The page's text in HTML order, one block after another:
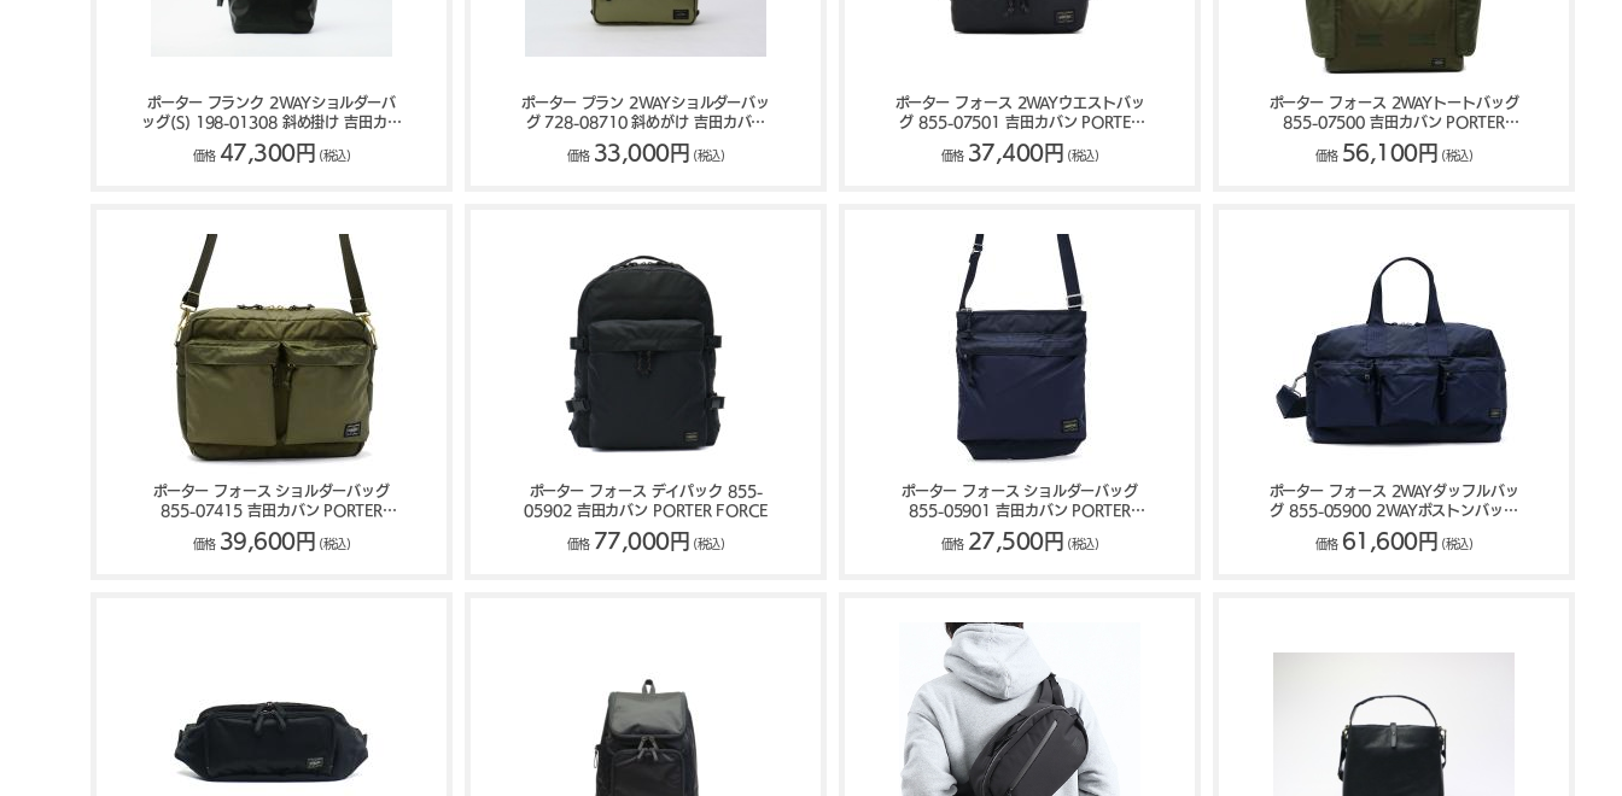
ポーター フランク 2WAYショルダーバ
ッグ(S) 198-01308 斜め掛け 吉田カバ
ン PORTER FRANK
価格 47,300円 (税込)
ポーター プラン 2WAYショルダーバッ
グ 728-08710 斜めがけ 吉田カバン
PORTER PLAN
価格 33,000円 (税込)
ポーター フォース 2WAYウエストバッ
グ 855-07501 吉田カバン PORTER
FORCE
価格 37,400円 (税込)
ポーター フォース 2WAYトートバッグ
855-07500 吉田カバン PORTER
FORCE
価格 56,100円 (税込)
ポーター フォース ショルダーバッグ
855-07415 吉田カバン PORTER
FORCE
価格 39,600円 (税込)
ポーター フォース デイパック 855-
05902 吉田カバン PORTER FORCE
価格 77,000円 (税込)
ポーター フォース ショルダーバッグ
855-05901 吉田カバン PORTER
FORCE
価格 27,500円 (税込)
ポーター フォース 2WAYダッフルバッ
グ 855-05900 2WAYボストンバッグ
吉田カバン PORTER FORCE
価格 61,600円 (税込)